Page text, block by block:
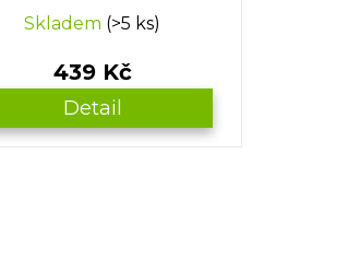
Skladem (>5 ks)
439 Kč
Detail